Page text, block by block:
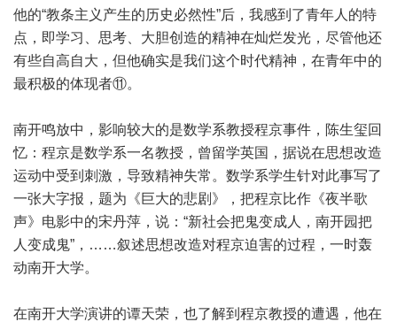
他的“教条主义产生的历史必然性”后，我感到了青年人的特
点，即学习、思考、大胆创造的精神在灿烂发光，尽管他还
有些自高自大，但他确实是我们这个时代精神，在青年中的
最积极的体现者⑪。
南开鸣放中，影响较大的是数学系教授程京事件，陈生玺回
忆：程京是数学系一名教授，曾留学英国，据说在思想改造
运动中受到刺激，导致精神失常。数学系学生针对此事写了
一张大字报，题为《巨大的悲剧》，把程京比作《夜半歌
声》电影中的宋丹萍，说：“新社会把鬼变成人，南开园把
人变成鬼”，……叙述思想改造对程京迫害的过程，一时轰
动南开大学。
在南开大学演讲的谭天荣，也了解到程京教授的遭遇，他在